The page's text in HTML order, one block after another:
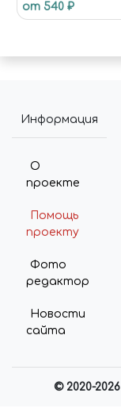
D/ITALERI
от 540 ₽
Информация
О
проекте
Помощь
проекту
Фото
редактор
Новости
сайта
© 2020-2026